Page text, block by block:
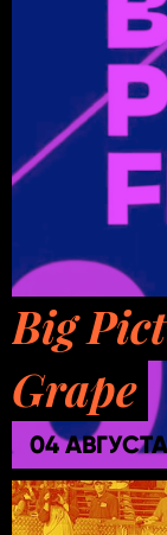
Big
Grape
04 АВГУСТА